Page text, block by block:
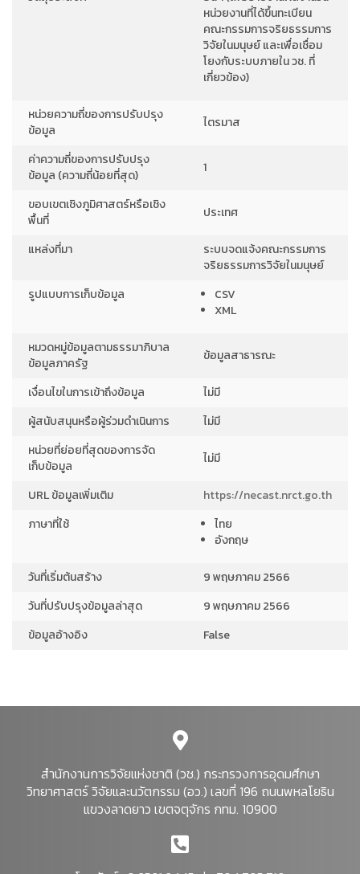
หน่วยงานที่ได้ขึ้นทะเบียน
คณะกรรมการจริยธรรมการ
วิจัยในมนุษย์ และเพื่อเชื่อม
โยงกับระบบภายใน วช. ที่
เกี่ยวข้อง)
หน่วยความถี่ของการปรับปรุง
ข้อมูล
ไตรมาส
ค่าความถี่ของการปรับปรุง
ข้อมูล (ความถี่น้อยที่สุด)
1
ขอบเขตเชิงภูมิศาสตร์หรือเชิง
พื้นที่
ประเทศ
แหล่งที่มา
ระบบจดแจ้งคณะกรรมการ
จริยธรรมการวิจัยในมนุษย์
รูปแบบการเก็บข้อมูล
CSV
XML
หมวดหมู่ข้อมูลตามธรรมาภิบาล
ข้อมูลภาครัฐ
ข้อมูลสาธารณะ
เงื่อนไขในการเข้าถึงข้อมูล
ไม่มี
ผู้สนับสนุนหรือผู้ร่วมดำเนินการ
ไม่มี
หน่วยที่ย่อยที่สุดของการจัด
เก็บข้อมูล
ไม่มี
URL ข้อมูลเพิ่มเติม
https://necast.nrct.go.th
ภาษาที่ใช้
ไทย
อังกฤษ
วันที่เริ่มต้นสร้าง
9 พฤษภาคม 2566
วันที่ปรับปรุงข้อมูลล่าสุด
9 พฤษภาคม 2566
ข้อมูลอ้างอิง
False
สำนักงานการวิจัยแห่งชาติ (วช.) กระทรวงการอุดมศึกษา
วิทยาศาสตร์ วิจัยและนวัตกรรม (อว.) เลขที่ 196 ถนนพหลโยธิน
แขวงลาดยาว เขตจตุจักร กทม. 10900